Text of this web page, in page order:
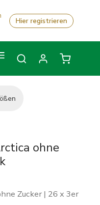
Hier registrieren
ohne